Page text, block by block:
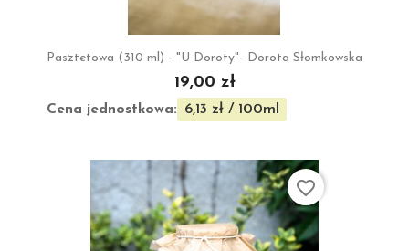
Pasztetowa (310 ml) - "U Doroty"- Dorota Słomkowska
19,00 zł
Cena jednostkowa: 6,13 zł / 100ml
favorite_border